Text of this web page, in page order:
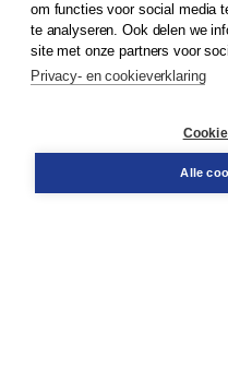
© 2026Koninklijke Boom
Bestellen
om functies voor social media
te analyseren. Ook delen we
site met onze partners voor
Privacy- en cookieverklaring
Alle